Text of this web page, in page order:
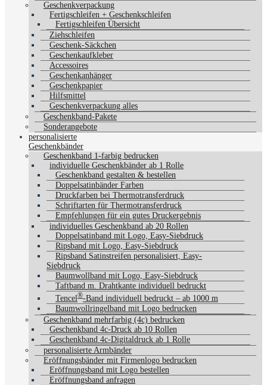
Geschenkverpackung
Fertigschleifen + Geschenkschleifen
Fertigschleifen Übersicht
Ziehschleifen
Geschenk-Säckchen
Geschenkaufkleber
Accessoires
Geschenkanhänger
Geschenkpapier
Hilfsmittel
Geschenkverpackung alles
Geschenkband-Pakete
Sonderangebote
personalisierte
Geschenkbänder
Geschenkband 1-farbig bedrucken
individuelle Geschenkbänder ab 1 Rolle
Geschenkband gestalten & bestellen
Doppelsatinbänder Farben
Druckfarben bei Thermotransferdruck
Schriftarten für Thermotransferdruck
Empfehlungen für ein gutes Druckergebnis
individuelles Geschenkband ab 20 Rollen
Doppelsatinband mit Logo, Easy-Siebdruck
Ripsband mit Logo, Easy-Siebdruck
Ripsband Satinstreifen personalisiert, Easy-
Siebdruck
Baumwollband mit Logo, Easy-Siebdruck
Taftband m. Drahtkante individuell bedruckt
Tencel®-Band individuell bedruckt – ab 1000 m
Baumwollringelband mit Logo bedrucken
Geschenkband mehrfarbig (4c) bedrucken
Geschenkband 4c-Druck ab 10 Rollen
Geschenkband 4c-Digitaldruck ab 1 Rolle
personalisierte Armbänder
Eröffnungsbänder mit Firmenlogo bedrucken
Eröffnungsband mit Logo bestellen
Eröffnungsband anfragen